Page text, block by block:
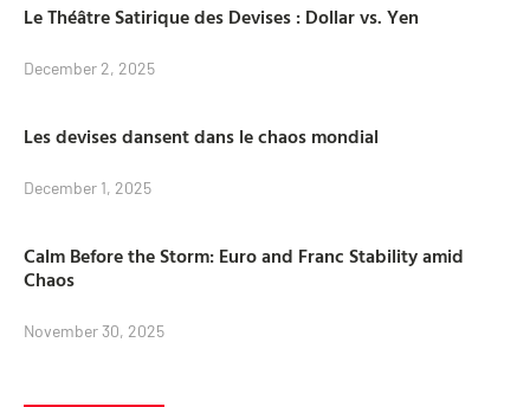
Le Théâtre Satirique des Devises : Dollar vs. Yen
December 2, 2025
Les devises dansent dans le chaos mondial
December 1, 2025
Calm Before the Storm: Euro and Franc Stability amid
Chaos
November 30, 2025